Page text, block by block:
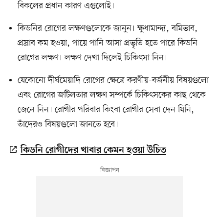
বিকলের প্রধান কারণ এগুলোই।
কিডনির রোগের লক্ষণগুলোকে জানুন। ক্ষুধামান্দ্য, বমিভাব,
প্রস্রাব কম হওয়া, পায়ে পানি আসা প্রভৃতি হতে পারে কিডনি
রোগের লক্ষণ। লক্ষণ দেখা দিলেই চিকিৎসা নিন।
যেকোনো দীর্ঘমেয়াদি রোগের ক্ষেত্রে করণীয়-বর্জনীয় বিষয়গুলো
এবং রোগের জটিলতার লক্ষণ সম্পর্কে চিকিৎসকের কাছ থেকে
জেনে নিন। রোগীর পরিবার কিংবা রোগীর সেবা দেন যিনি,
তাঁদেরও বিষয়গুলো জানতে হবে।
কিডনি রোগীদের খাবার কেমন হওয়া উচিত